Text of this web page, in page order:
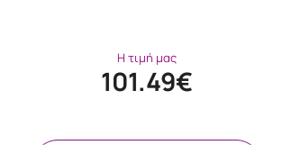
Η τιμή μας
101.49€